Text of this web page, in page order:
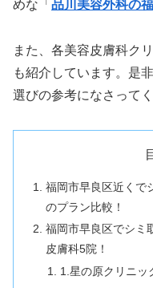
めな「 品川美容外科の
また、各美容皮膚科ク
も紹介しています。是
選びの参考になさってく
福岡市早良区近くで
のプラン比較！
福岡市早良区でシミ
皮膚科5院！
1.星の原クリニッ